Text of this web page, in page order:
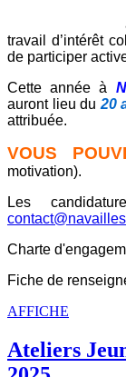
travail d’intérêt
de participer
Cette année à
auront lieu du 20
attribuée.
VOUS
motivation).
Les
Charte
Fiche de
AFFICHE
Ateliers